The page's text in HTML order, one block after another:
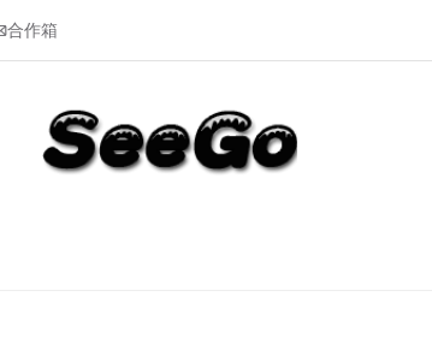
合作箱